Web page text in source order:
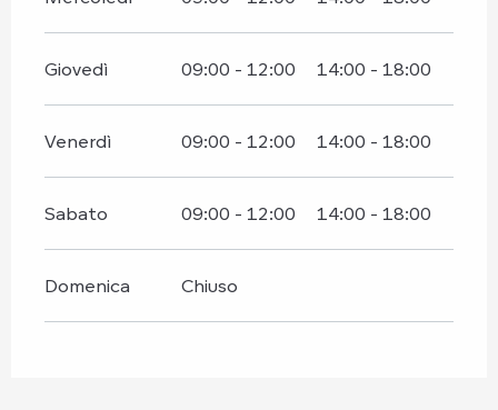
Giovedì 09:00 - 12:00 14:00 - 18:00
Venerdì 09:00 - 12:00 14:00 - 18:00
Sabato 09:00 - 12:00 14:00 - 18:00
Domenica Chiuso